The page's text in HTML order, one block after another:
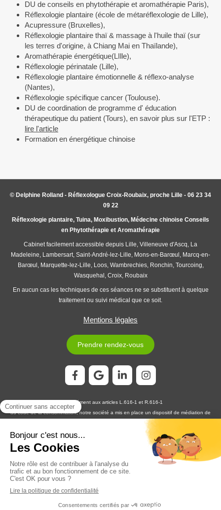
DU de conseils en phytothérapie et aromathérapie Paris),
Réflexologie plantaire (école de métaréflexologie de Lille),
Acupressure (Bruxelles),
Réflexologie plantaire thaï & massage à l'huile thaï (sur
les terres d'origine, à Chiang Mai en Thaïlande),
Aromathérapie énergétique(LIlle),
Réflexologie périnatale (Lille),
Réflexologie plantaire émotionnelle & réflexo-analyse
(Nantes),
Réflexologie spécifique cancer (Toulouse).
DU de coordination de programme d' éducation
thérapeutique du patient (Tours), en savoir plus sur l'ETP :
lire l'article
Formation en énergétique chinoise
© Delphine Rolland - Réflexologue Croix-Roubaix, proche Lille - 06 23 34
09 22
Réflexologie plantaire, Tuina, Moxibustion, Médecine chinoise Conseils
en Phytothérapie et Aromathérapie
Cabinet facilement accessible depuis Lille, Villeneuve d'Ascq, La
Madeleine, Lambersart, Saint-André-lez-Lille, Mons-en-Barœul, Marcq-en-
Barœul, Marquette-lez-Lille, Loos, Wambrechies, Ronchin, Tourcoing,
Wasquehal, Croix, Roubaix
En aucun cas les techniques de ces séances ne se substituent à quelque
traitement ou suivi médical que ce soit.
Mentions légales
Prendre rendez-vous
Conformément aux articles L.616-1 et R.616-1
du code de la consommation, notre société a mis en place un dispositif de médiation de
MEDIATION CONSOMMATION
En cas de litige, vous pouvez déposer votre réclamation sur son site
https://www.medconsodev.eu ou par voie postale en écrivant à :
MEDIATION CONSOMMATION DÉVELOPPEMENT
IMMEUBLE L’HORIZON – ESPLANADE DE FRANCE